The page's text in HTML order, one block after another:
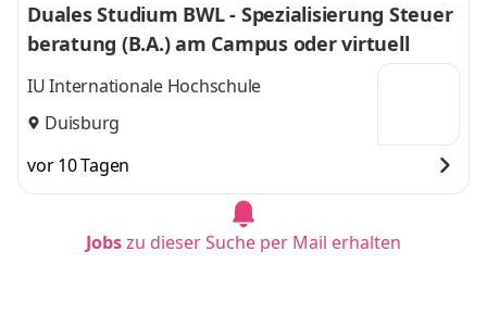
Duales Studium BWL - Spezialisierung Steuer
beratung (B.A.) am Campus oder virtuell
IU Internationale Hochschule
Duisburg
vor 10 Tagen
Jobszu dieser Suche per Mail erhalten